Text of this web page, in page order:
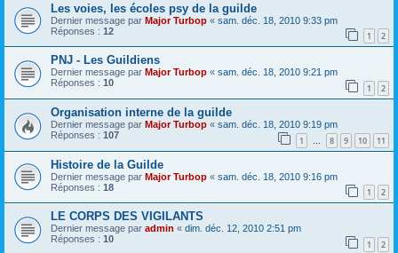
Les voies, les écoles psy de la guilde
Dernier message par Major Turbop « sam. déc. 18, 2010 9:33 pm
Réponses : 12 1 2
PNJ - Les Guildiens
Dernier message par Major Turbop « sam. déc. 18, 2010 9:21 pm
Réponses : 10 1 2
Organisation interne de la guilde
Dernier message par Major Turbop « sam. déc. 18, 2010 9:19 pm
Réponses : 107 1 … 8 9 10 11
Histoire de la Guilde
Dernier message par Major Turbop « sam. déc. 18, 2010 9:16 pm
Réponses : 18 1 2
LE CORPS DES VIGILANTS
Dernier message par admin « dim. déc. 12, 2010 2:51 pm
Réponses : 10 1 2